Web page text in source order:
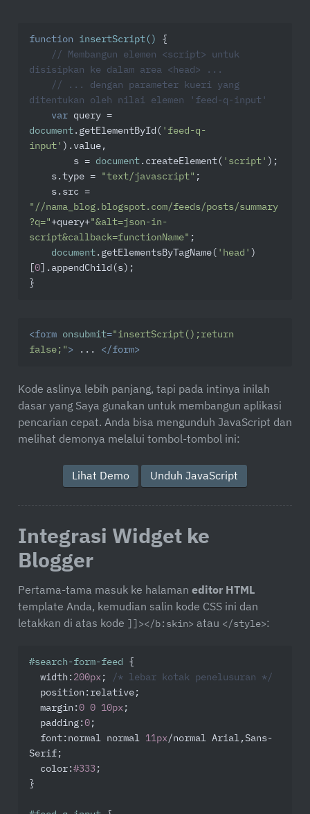
function insertScript ( ) {
// Membangun elemen <script> untuk
disisipkan ke dalam area <head> ...
// ... dengan parameter kueri yang
ditentukan oleh nilai elemen 'feed-q-input'
var
document .getElementById( 'feed-q-
input' ).value,
        s =
document .createElement( 'script' );
    s.type =
"text/javascript" ;
"//nama_blog.blogspot.com/feeds/posts/summary
?q=" +query+"&alt=json-in-
script&callback=functionName" ;
document .getElementsByTagName( 'head' )
[0 ].appendChild(s);
}
<form onsubmit="insertScript();return
false;" > ... </form>
Kode aslinya lebih panjang, tapi pada intinya inilah
dasar yang Saya gunakan untuk membangun aplikasi
pencarian cepat. Anda bisa mengunduh JavaScript dan
melihat demonya melalui tombol-tombol ini:
Lihat Demo Unduh JavaScript
Integrasi Widget ke
Blogger
Pertama-tama masuk ke halaman editor HTML
template Anda, kemudian salin kode CSS ini dan
letakkan di atas kode
]]></b:skin> atau </style>:
#search-form-feed
{
width : 200px ;
/* lebar kotak penelusuran */
position :relative;
margin :0 0 10px ;
padding :0 ;
font :normal normal 11px /normal Arial,Sans-
Serif;
color :#333 ;
}